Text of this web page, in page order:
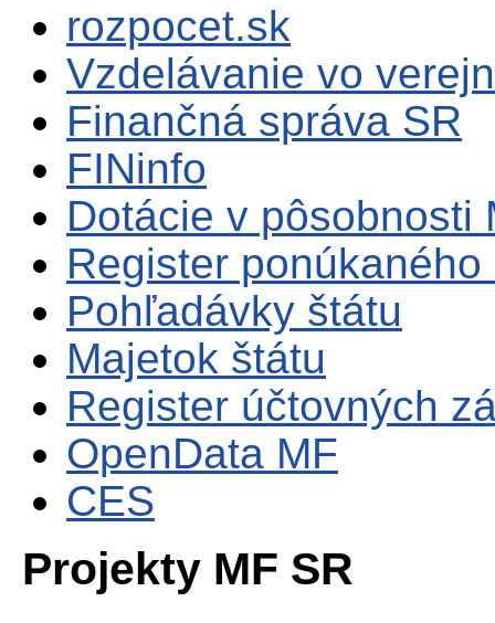
rozpocet.sk
Vzdelávanie vo
Finančná správa SR
FINinfo
Dotácie v pôsobnosti
Register
Pohľadávky štátu
Majetok štátu
Register účtovných
OpenData MF
CES
Projekty MF SR